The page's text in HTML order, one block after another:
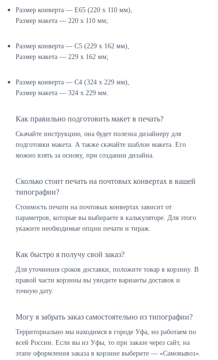
Размер конверта — E65 (220 х 110 мм),
Размер макета — 220 х 110 мм;
Размер конверта — C5 (229 х 162 мм),
Размер макета — 229 х 162 мм;
Размер конверта — C4 (324 х 229 мм),
Размер макета — 324 х 229 мм.
Как правильно подготовить макет в печать?
Скачайте инструкцию, она будет полезна дизайнеру для
подготовки макета. А также скачайте шаблон макета. Его
можно взять за основу, при создании дизайна.
Сколько стоит печать на почтовых конвертах в вашей
типографии?
Стоимость печати на почтовых конвертах зависит от
параметров, которые вы выбираете в калькуляторе. Для этого
укажите необходимые опции печати и тираж.
Как быстро я получу свой заказ?
Для уточнения сроков доставки, положите товар в корзину. В
правой части корзины вы увидите варианты доставок и
точную дату.
Могу я забрать заказ самостоятельно из типографии?
Территориально мы находимся в городе Уфа, но работаем по
всей России. Если вы из Уфы, то при заказе через сайт, на
этапе оформления заказа в корзине выберите — «Самовывоз».